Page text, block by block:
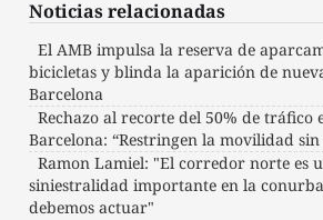
Noticias relacionadas
El AMB impulsa la reserva de
bicicletas y blinda la aparición de
Barcelona
Rechazo al recorte del 50% de tráfico
Barcelona: “Restringen la movilidad
Ramon Lamiel: "El corredor norte es
siniestralidad importante en la
debemos actuar"